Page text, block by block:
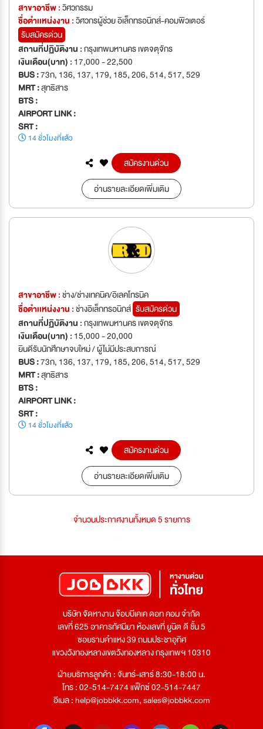
สาขาอาชีพ :วิศวกรรม
ชื่อตำเเหน่งงาน :วิศวกรผู้ช่วย อิเล็กทรอนิกส์-คอมพิวเตอร์
รับสมัครด่วน
สถานที่ปฏิบัติงาน :กรุงเทพมหานคร เขตจตุจักร
เงินเดือน(บาท) : 17,000 - 22,500
BUS :73ก, 136, 137, 179, 185, 206, 514, 517, 529
MRT :สุทธิสาร
BTS :
AIRPORT LINK :
SRT :
14 ชั่วโมงที่แล้ว
สมัครงานด่วน
อ่านรายละเอียดเพิ่มเติม
สาขาอาชีพ :ช่าง/ช่างเทคนิค/อิเลคโทรนิค
ชื่อตำเเหน่งงาน :ช่างอิเล็กทรอนิกส์ รับสมัครด่วน
สถานที่ปฏิบัติงาน :กรุงเทพมหานคร เขตจตุจักร
เงินเดือน(บาท) : 15,000 - 20,000
ยินดีรับนักศึกษาจบใหม่ / ผู้ไม่มีประสบการณ์
BUS :73ก, 136, 137, 179, 185, 206, 514, 517, 529
MRT :สุทธิสาร
BTS :
AIRPORT LINK :
SRT :
14 ชั่วโมงที่แล้ว
สมัครงานด่วน
อ่านรายละเอียดเพิ่มเติม
จำนวนประกาศงานทั้งหมด 5 รายการ
บริษัท จัดหางาน จ๊อบบีเคเค ดอท คอม จำกัด
เลขที่ 625 อาคารทัศนียา ห้องเลขที่ ยูนิต ดี ชั้น 5
ซอยรามคำแหง 39 ถนนประชาอุทิศ
แขวงวังทองหลางเขตวังทองหลาง กรุงเทพฯ 10310
ฝ่ายบริการลูกค้า : จันทร์-เสาร์ 8:30-18:00 น.
โทร : 02-514-7474 แฟ็กซ์ 02-514-7447
อีเมล :help@jobbkk.com,sales@jobbkk.com